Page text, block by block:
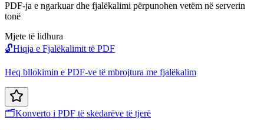
PDF-ja e ngarkuar dhe fjalëkalimi përpunohen vetëm në serverin
tonë
Mjete të lidhura
🔓Hiqja e Fjalëkalimit të PDF
Heq bllokimin e PDF-ve të mbrojtura me fjalëkalim
🗂️Konverto i PDF të skedarëve të tjerë